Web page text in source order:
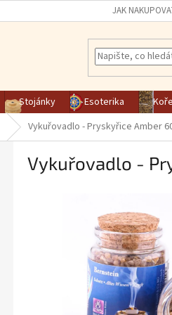
JAK
Stojánky Esoterika
Vykuřovadlo - Pryskyřice Amber
Vykuřovadlo -